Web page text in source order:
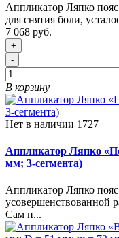
Аппликатор Ляпко
для снятия боли,
7 068 руб.
+
-
В корзину
Нет в наличии 1727
Аппликатор Ляпко
мм; 3-сегмента)
Аппликатор Ляпко
усовершенствованной
Сам п...